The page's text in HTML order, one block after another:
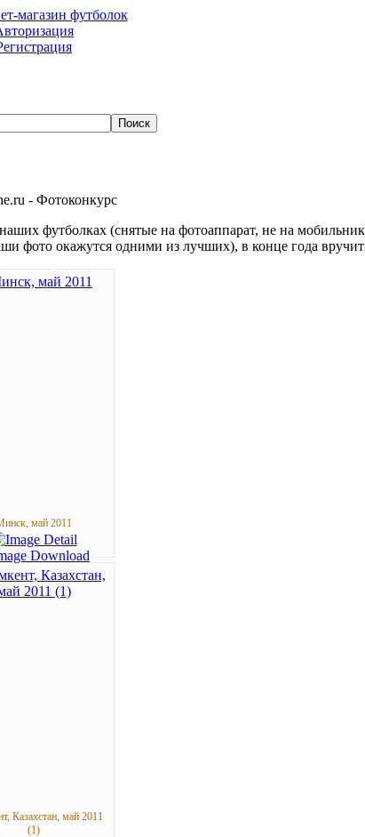
- Фотоконкурс
футболках (снятые на фотоаппарат, не на
фото окажутся одними из лучших), в конце года
май 2011
Казахстан, май 2011
(1)